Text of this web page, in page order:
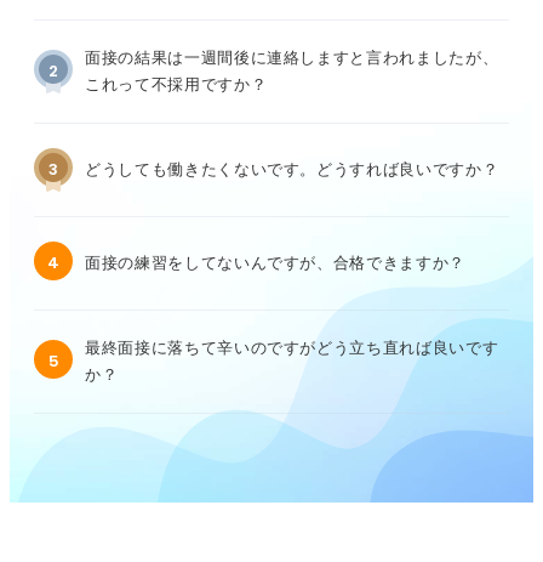
2
面接の結果は一週間後に連絡しますと言われましたが、
これって不採用ですか？
3 どうしても働きたくないです。どうすれば良いですか？
4 面接の練習をしてないんですが、合格できますか？
5
最終面接に落ちて辛いのですがどう立ち直れば良いです
か？